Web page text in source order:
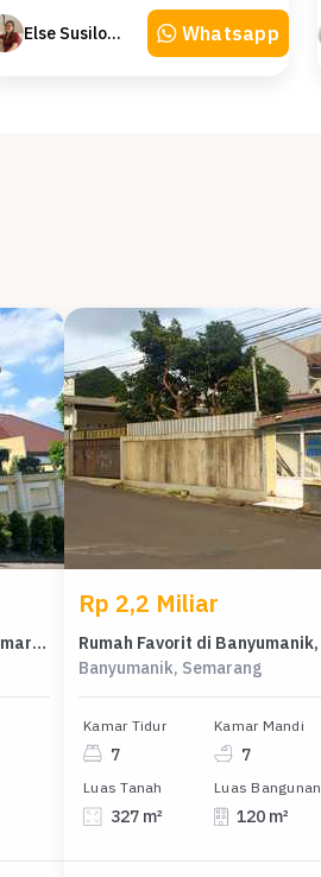
Else Susilowaty Whatsapp
Hunian Prestisius di Kawasan Bukit Sari, Semarang, LB 1250m², Harga 13 Miliar
Rp 2,2 Miliar
Banyumanik, Semarang
Kamar Tidur
7
Kamar Mandi
7
Luas Tanah
327 m²
Luas Bangunan
120 m²